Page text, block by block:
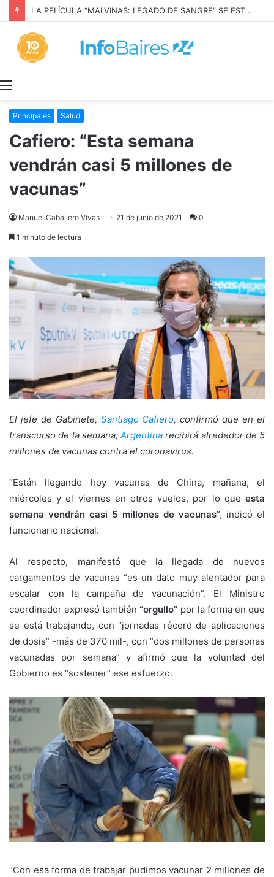
LA PELÍCULA “MALVINAS: LEGADO DE SANGRE” SE ESTRENARÁ EN PRIME VIDEO
Principales Salud
Cafiero: “Esta semana
vendrán casi 5 millones de
vacunas”
Manuel Caballero Vivas 21 de junio de 2021 0
1 minuto de lectura
El jefe de Gabinete, Santiago Cafiero, confirmó que en el
transcurso de la semana, Argentina recibirá alrededor de 5
millones de vacunas contra el coronavirus.
“Están llegando hoy vacunas de China, mañana, el
miércoles y el viernes en otros vuelos, por lo que esta
semana vendrán casi 5 millones de vacunas”, indicó el
funcionario nacional.
Al respecto, manifestó que la llegada de nuevos
cargamentos de vacunas “es un dato muy alentador para
escalar con la campaña de vacunación”. El Ministro
coordinador expresó también“orgullo” por la forma en que
se está trabajando, con “jornadas récord de aplicaciones
de dosis” -más de 370 mil-, con “dos millones de personas
vacunadas por semana” y afirmó que la voluntad del
Gobierno es “sostener” ese esfuerzo.
“Con esa forma de trabajar pudimos vacunar 2 millones de